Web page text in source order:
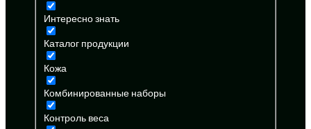
Интересно знать
Каталог продукции
Кожа
Комбинированные наборы
Контроль веса